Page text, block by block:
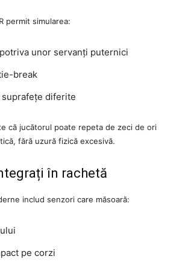
permit simularea:
unor servanți puternici
break
diferite
că jucătorul poate repeta de zeci de ori
fără uzură fizică excesivă.
în rachetă
includ senzori care măsoară:
pe corzi